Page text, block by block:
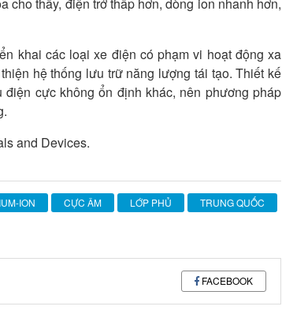
khai các loại xe điện có phạm vi hoạt động xa
hệ thống lưu trữ năng lượng tái tạo. Thiết kế
cực không ổn định khác, nên phương pháp
and Devices.
ION CỰC ÂM LỚP PHỦ TRUNG QUỐC
FACEBOOK